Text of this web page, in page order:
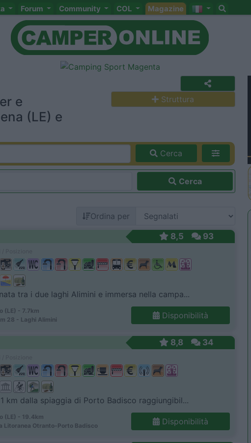
Forum Community COL Magazine
e
(LE) e
Struttura
Cerca
Cerca
Ordina per
8,5 93
tra i due laghi Alimini e immersa nella campa...
(LE) - 7.7km
28 - Laghi Alimini
Disponibilità
8,8 34
km dalla spiaggia di Porto Badisco raggiungibil...
(LE) - 19.4km
Litoranea Otranto-Porto Badisco
Disponibilità